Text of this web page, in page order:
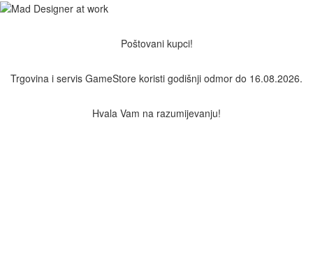
Poštovani kupci!
Trgovina i servis GameStore koristi godišnji odmor do 16.08.2026.
Hvala Vam na razumijevanju!